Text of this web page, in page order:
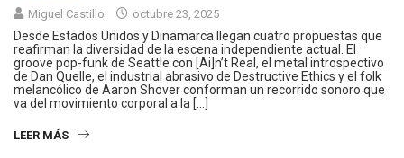
Miguel Castillo octubre 23, 2025
Desde Estados Unidos y Dinamarca llegan cuatro propuestas que
reafirman la diversidad de la escena independiente actual. El
groove pop-funk de Seattle con [Ai]n’t Real, el metal introspectivo
de Dan Quelle, el industrial abrasivo de Destructive Ethics y el folk
melancólico de Aaron Shover conforman un recorrido sonoro que
va del movimiento corporal a la […]
LEER MÁS